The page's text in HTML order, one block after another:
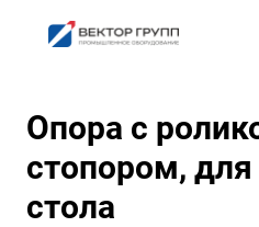
Опора с
стопором, для
стола